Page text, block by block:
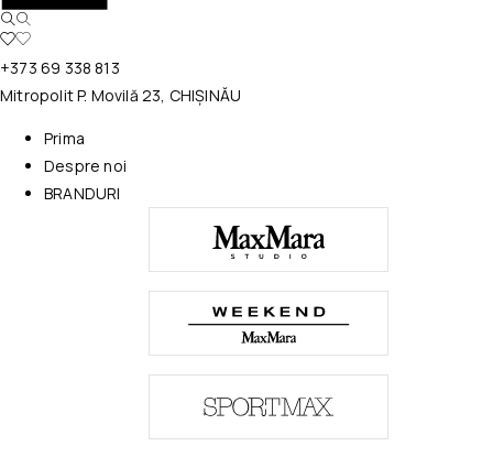
+373 69 338 813
Mitropolit P. Movilă 23, CHIȘINĂU
Prima
Despre noi
BRANDURI